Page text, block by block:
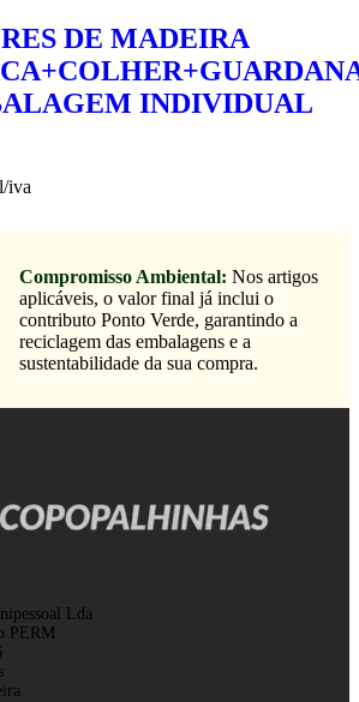
DE MADEIRA
INDIVIDUAL
iva
Compromisso Ambiental: Nos artigos
aplicáveis, o valor final já inclui o
contributo Ponto Verde, garantindo a
reciclagem das embalagens e a
sustentabilidade da sua compra.
Lda
PERM